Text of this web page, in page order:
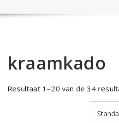
kraamkado
Resultaat 1–20 van de 34